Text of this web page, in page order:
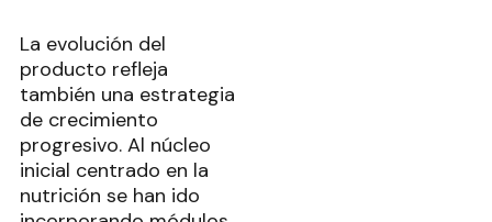
La evolución del
producto refleja
también una estrategia
de crecimiento
progresivo. Al núcleo
inicial centrado en la
nutrición se han ido